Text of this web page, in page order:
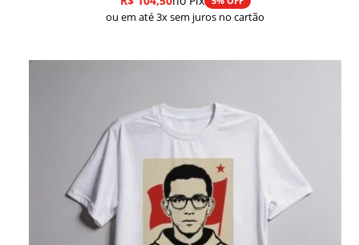
ou em até 3x sem juros no cartão